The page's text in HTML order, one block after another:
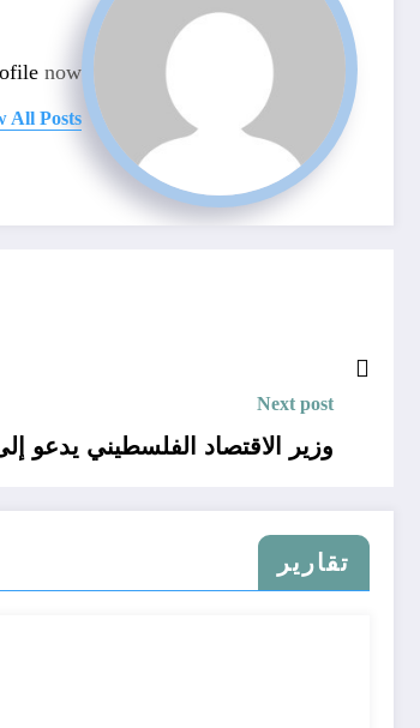
now.
All Posts
Next post
وزير الاقتصاد الفلسطيني يدعو
تقارير